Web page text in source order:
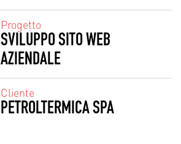
Progetto
SVILUPPO SITO WEB
AZIENDALE
Cliente
PETROLTERMICA SPA